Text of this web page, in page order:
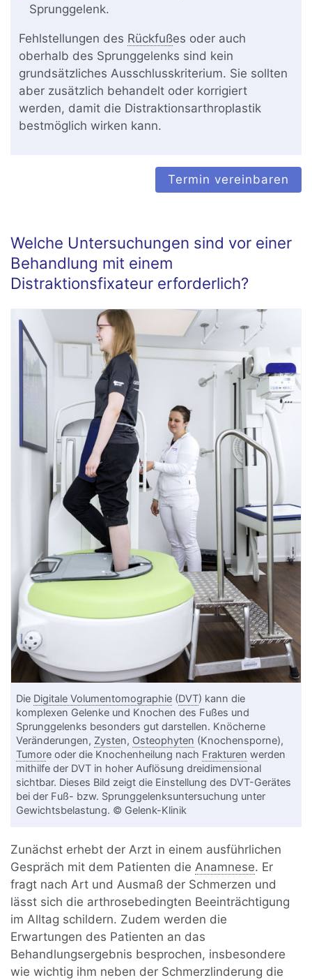
Sprunggelenk.
Fehlstellungen des Rückfußes oder auch
oberhalb des Sprunggelenks sind kein
grundsätzliches Ausschlusskriterium. Sie sollten
aber zusätzlich behandelt oder korrigiert
werden, damit die Distraktionsarthroplastik
bestmöglich wirken kann.
Termin vereinbaren
Welche Untersuchungen sind vor einer
Behandlung mit einem
Distraktionsfixateur erforderlich?
Die Digitale Volumentomographie (DVT) kann die
komplexen Gelenke und Knochen des Fußes und
Sprunggelenks besonders gut darstellen. Knöcherne
Veränderungen, Zysten, Osteophyten (Knochensporne),
Tumore oder die Knochenheilung nach Frakturen werden
mithilfe der DVT in hoher Auflösung dreidimensional
sichtbar. Dieses Bild zeigt die Einstellung des DVT-Gerätes
bei der Fuß- bzw. Sprunggelenksuntersuchung unter
Gewichtsbelastung. © Gelenk-Klinik
Zunächst erhebt der Arzt in einem ausführlichen
Gespräch mit dem Patienten die Anamnese. Er
fragt nach Art und Ausmaß der Schmerzen und
lässt sich die arthrosebedingten Beeinträchtigung
im Alltag schildern. Zudem werden die
Erwartungen des Patienten an das
Behandlungsergebnis besprochen, insbesondere
wie wichtig ihm neben der Schmerzlinderung die